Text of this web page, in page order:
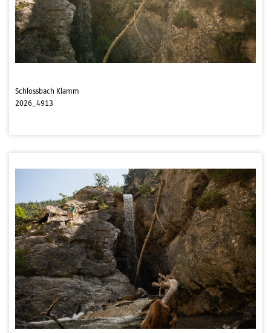
Schlossbach Klamm
2026_4913